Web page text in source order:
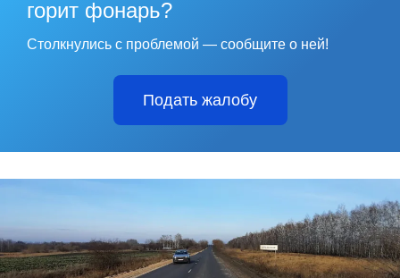
горит фонарь?
Столкнулись с проблемой — сообщите о ней!
Подать жалобу